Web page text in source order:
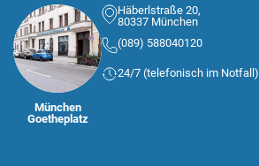
München
Goetheplatz
Häberlstraße 20,
80337 München
(089) 588040120
24/7 (telefonisch im Notfall)